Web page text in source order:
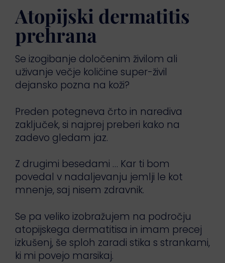
Atopijski dermatitis
prehrana
Se izogibanje določenim živilom ali
uživanje večje količine super-živil
dejansko pozna na koži?
Preden potegneva črto in narediva
zaključek, si najprej preberi kako na
zadevo gledam jaz.
Z drugimi besedami … Kar ti bom
povedal v nadaljevanju jemlji le kot
mnenje, saj nisem zdravnik.
Se pa veliko izobražujem na področju
atopijskega dermatitisa in imam precej
izkušenj, še sploh zaradi stika s strankami,
ki mi povejo marsikaj.